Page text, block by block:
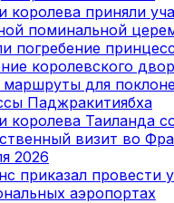
королева приняли
поминальной
погребение
королевского
для
Паджракитиябха
королева Таиланда
визит во
2026
приказал провести
аэропортах